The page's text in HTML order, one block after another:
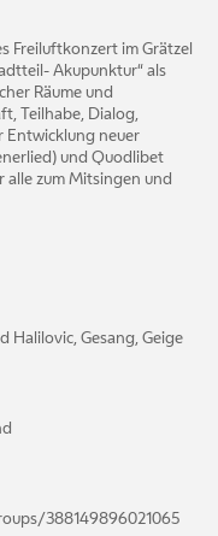
Freiluftkonzert im Grätzel
Akupunktur“ als
Räume und
Teilhabe, Dialog,
Entwicklung neuer
und Quodlibet
alle zum Mitsingen und
Halilovic, Gesang, Geige
388149896021065